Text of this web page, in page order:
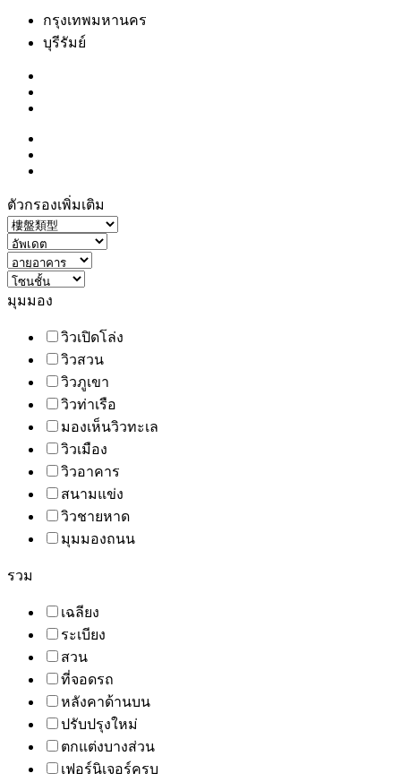
กรุงเทพมหานคร
บุรีรัมย์
ตัวกรองเพิ่มเติม
มุมมอง
วิวเปิดโล่ง
วิวสวน
วิวภูเขา
วิวท่าเรือ
มองเห็นวิวทะเล
วิวเมือง
วิวอาคาร
สนามแข่ง
วิวชายหาด
มุมมองถนน
รวม
เฉลียง
ระเบียง
สวน
ที่จอดรถ
หลังคาด้านบน
ปรับปรุงใหม่
ตกแต่งบางส่วน
เฟอร์นิเจอร์ครบ